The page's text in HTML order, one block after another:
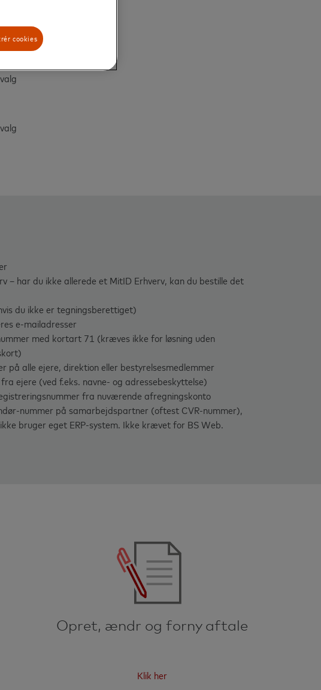
– har du ikke allerede et MitID Erhverv, kan du bestille det
du ikke er tegningsberettiget)
e-mailadresser
med kortart 71 (kræves ikke for løsning uden
på alle ejere, direktion eller bestyrelsesmedlemmer
ejere (ved f.eks. navne- og adressebeskyttelse)
fra nuværende afregningskonto
nummer på samarbejdspartner (oftest CVR-nummer),
bruger eget ERP-system. Ikke krævet for BS Web.
Opret, ændr og forny aftale
Klik her
cookies